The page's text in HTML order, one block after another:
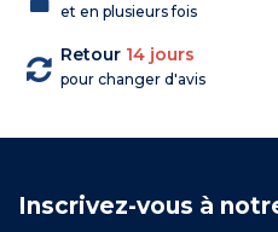
et en plusieurs fois
Retour 14 jours
pour changer d'avis
Inscrivez-vous à